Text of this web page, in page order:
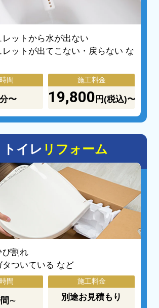
レットから水が出ない
レットが出てこない・戻らない な
間
分〜
施工料金
19,800 円(税込)〜
トイレ リフォーム
び割れ
タついている など
間
∼
施工料金
別途お見積もり